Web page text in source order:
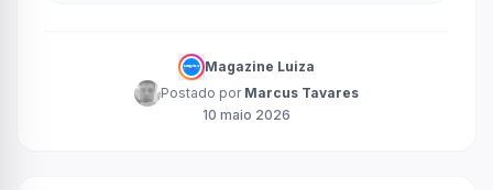
Magazine Luiza
Postado por Marcus Tavares
10 maio 2026